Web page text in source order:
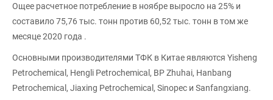
Ощее расчетное потребление в ноябре выросло на 25% и
составило 75,76 тыс. тонн против 60,52 тыс. тонн в том же
месяце 2020 года .
Основными производителями ТФК в Китае являются Yisheng
Petrochemical, Hengli Petrochemical, BP Zhuhai, Hanbang
Petrochemical, Jiaxing Petrochemical, Sinopec и Sanfangxiang.